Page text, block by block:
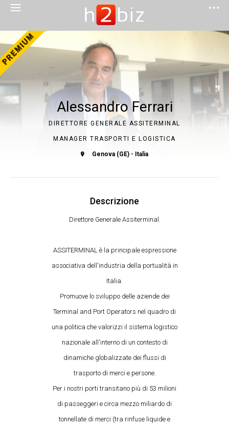
Alessandro Ferrari
DIRETTORE GENERALE ASSITERMINAL
MANAGER TRASPORTI E LOGISTICA
Genova (GE) - Italia
Descrizione
Direttore Generale Assiterminal.
ASSITERMINAL è la principale espressione
associativa dell'industria della portualità in
Italia.
Promuove lo sviluppo delle aziende dei
Terminal and Port Operators nel quadro di
una politica che valorizzi il sistema logistico
nazionale all'interno di un contesto di
dinamiche globalizzate dei flussi di
trasporto di merci e persone.
Per i nostri porti transitano più di 53 milioni
di passeggeri e circa mezzo miliardo di
tonnellate di merci (tra rinfuse liquide e